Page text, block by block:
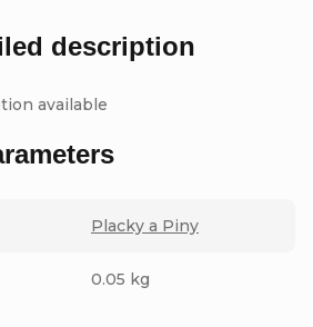
description
available
Placky a Piny
0.05 kg